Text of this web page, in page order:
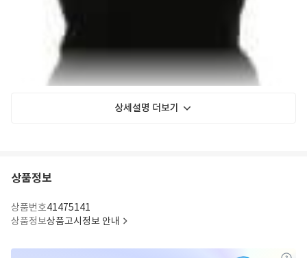
logo plaque, straight hem
상세설명 더보기
상품정보
상품번호41475141
상품정보상품고시정보 안내